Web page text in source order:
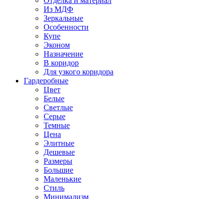
Из МДФ
Зеркальные
Особенности
Купе
Эконом
Назначение
В коридор
Для узкого коридора
Гардеробные
Цвет
Белые
Светлые
Серые
Темные
Цена
Элитные
Дешевые
Размеры
Большие
Маленькие
Стиль
Минимализм